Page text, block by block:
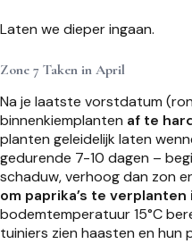
Laten we dieper ingaan.
Zone 7 Taken in April
Na je laatste vorstdatum
binnenkiemplanten af te
planten geleidelijk laten
gedurende 7-10 dagen –
schaduw, verhoog dan zon
om paprika’s te verplanten
bodemtemperatuur 15°C
tuiniers zien haasten en hun